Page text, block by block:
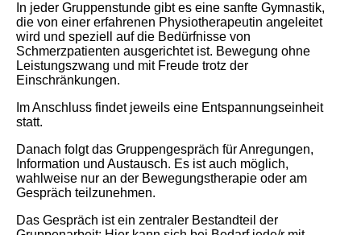
In jeder Gruppenstunde gibt es eine sanfte Gymnastik,
die von einer erfahrenen Physiotherapeutin angeleitet
wird und speziell auf die Bedürfnisse von
Schmerzpatienten ausgerichtet ist. Bewegung ohne
Leistungszwang und mit Freude trotz der
Einschränkungen.
Im Anschluss findet jeweils eine Entspannungseinheit
statt.
Danach folgt das Gruppengespräch für Anregungen,
Information und Austausch. Es ist auch möglich,
wahlweise nur an der Bewegungstherapie oder am
Gespräch teilzunehmen.
Das Gespräch ist ein zentraler Bestandteil der